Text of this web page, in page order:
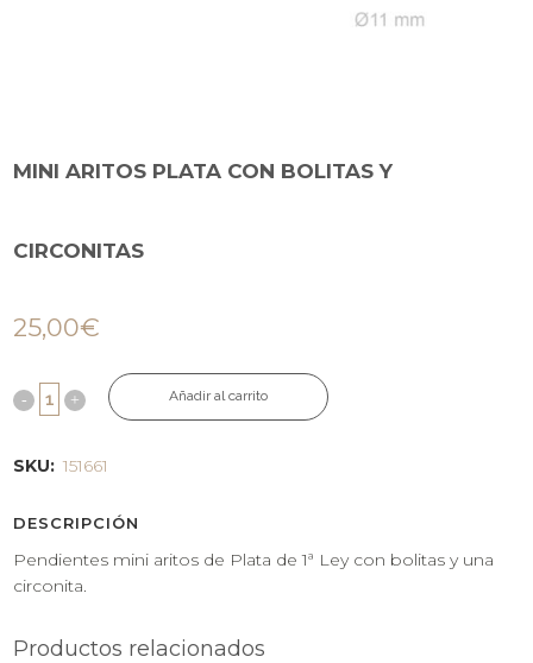
MINI ARITOS PLATA CON BOLITAS Y
CIRCONITAS
25,00€
Añadir al carrito
SKU: 151661
DESCRIPCIÓN
Pendientes mini aritos de Plata de 1ª Ley con bolitas y una
circonita.
Productos relacionados